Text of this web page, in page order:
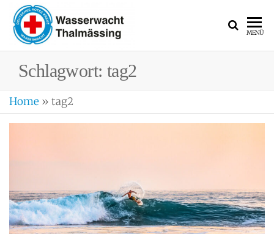
MENÜ
Schlagwort: tag2
Home » tag2